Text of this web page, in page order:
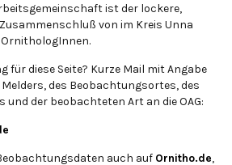
ist der lockere,
von im Kreis Unna
für diese Seite? Kurze Mail mit Angabe
des Beobachtungsortes, des
der beobachteten Art an die OAG:
auch auf Ornitho.de,